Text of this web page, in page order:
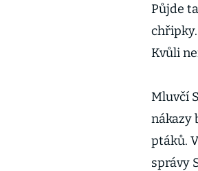
Půjde
Kvůli
Mluvčí
nákazy
ptáků.
správy